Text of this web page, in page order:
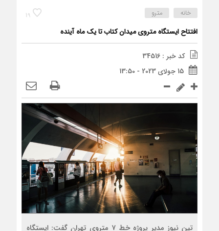
19 خانه مترو
افتتاح ایستگاه متروی میدان کتاب تا یک‌ ماه آینده
کد خبر : 34516
15 جولای 2023 - 13:50
تین نیوز مدیر پروژه خط ۷ متروی تهران گفت: ایستگاه